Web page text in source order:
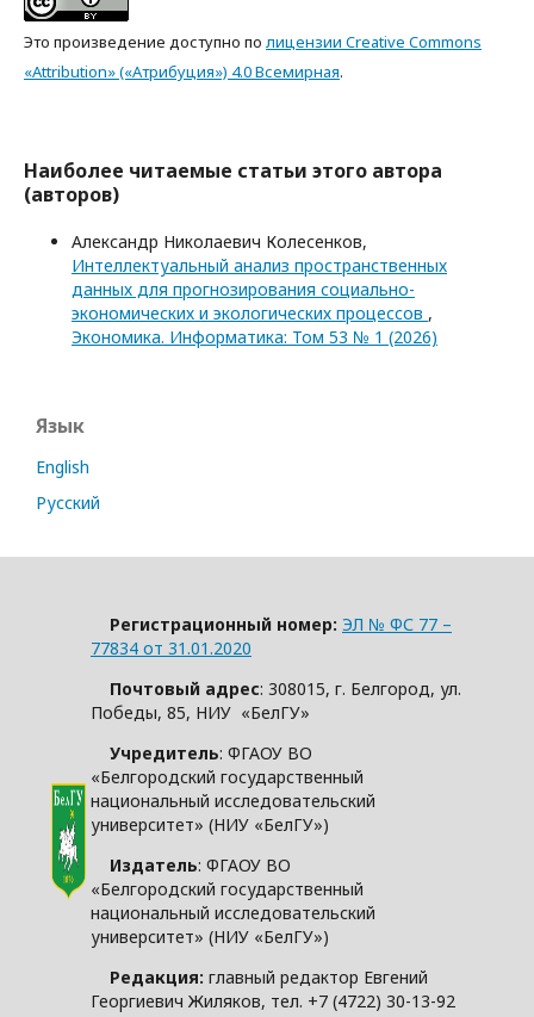
Это произведение доступно по лицензии Creative Commons
«Attribution» («Атрибуция») 4.0 Всемирная.
Наиболее читаемые статьи этого автора
(авторов)
Александр Николаевич Колесенков,
Интеллектуальный анализ пространственных
данных для прогнозирования социально-
экономических и экологических процессов ,
Экономика. Информатика: Том 53 № 1 (2026)
Язык
English
Русский
Регистрационный номер: ЭЛ № ФС 77 –
77834 от 31.01.2020
Почтовый адрес: 308015, г. Белгород, ул.
Победы, 85, НИУ «БелГУ»
Учредитель: ФГАОУ ВО
«Белгородский государственный
национальный исследовательский
университет» (НИУ «БелГУ»)
Издатель: ФГАОУ ВО
«Белгородский государственный
национальный исследовательский
университет» (НИУ «БелГУ»)
Редакция: главный редактор Евгений
Георгиевич Жиляков, тел. +7 (4722) 30-13-92